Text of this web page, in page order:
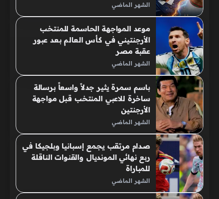
الشهر الماضي
موعد المواجهة الحاسمة للمنتخب
الأرجنتيني في كأس العالم بعد عبور
عقبة مصر
الشهر الماضي
باسم سمرة يثير جدلاً واسعاً برسالة
ساخرة للاعبي المنتخب قبل مواجهة
الأرجنتين
الشهر الماضي
صدام مرتقب يجمع إسبانيا وبلجيكا في
ربع نهائي المونديال والقنوات الناقلة
للمباراة
الشهر الماضي